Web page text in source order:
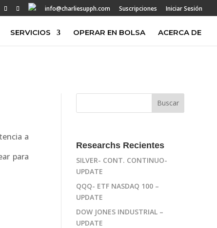
info@charliesupph.com Suscripciones Iniciar Sesión
SERVICIOS OPERAR EN BOLSA ACERCA DE
a
para
Researchs Recientes
SILVER- CONT. CONTINUO-
UPDATE
QQQ- ETF NASDAQ 100 –
UPDATE
DOW JONES INDUSTRIAL –
UPDATE